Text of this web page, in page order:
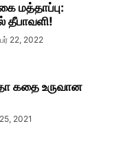
மத்தாப்பு:
தீபாவளி!
22, 2022
கதை உருவான
2021